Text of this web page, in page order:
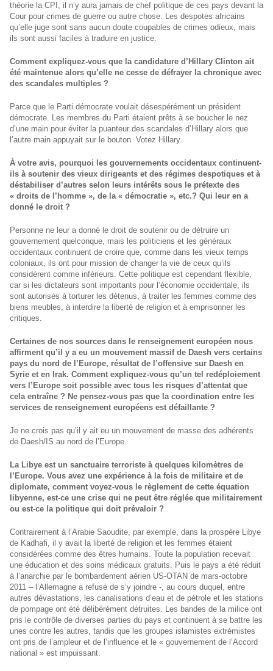
théorie la CPI, il n’y aura jamais de chef politique de ces pays devant la
Cour pour crimes de guerre ou autre chose. Les despotes africains
qu’elle juge sont sans aucun doute coupables de crimes odieux, mais
ils sont aussi faciles à traduire en justice.
Comment expliquez-vous que la candidature d’Hillary Clinton ait
été maintenue alors qu’elle ne cesse de défrayer la chronique avec
des scandales multiples ?
Parce que le Parti démocrate voulait désespérément un président
démocrate. Les membres du Parti étaient prêts à se boucher le nez
d’une main pour éviter la puanteur des scandales d’Hillary alors que
l’autre main appuyait sur le bouton Votez Hillary.
À votre avis, pourquoi les gouvernements occidentaux continuent-
ils à soutenir des vieux dirigeants et des régimes despotiques et à
déstabiliser d’autres selon leurs intérêts sous le prétexte des
« droits de l’homme », de la « démocratie », etc.? Qui leur en a
donné le droit ?
Personne ne leur a donné le droit de soutenir ou de détruire un
gouvernement quelconque, mais les politiciens et les généraux
occidentaux continuent de croire que, comme dans les vieux temps
coloniaux, ils ont pour mission de changer la vie de ceux qu’ils
considèrent comme inférieurs. Cette politique est cependant flexible,
car si les dictateurs sont importants pour l’économie occidentale, ils
sont autorisés à torturer les détenus, à traiter les femmes comme des
biens meubles, à interdire la liberté de religion et à emprisonner les
critiques.
Certaines de nos sources dans le renseignement européen nous
affirment qu’il y a eu un mouvement massif de Daesh vers certains
pays du nord de l’Europe, résultat de l’offensive sur Daesh en
Syrie et en Irak. Comment expliquez-vous qu’un tel redéploiement
vers l’Europe soit possible avec tous les risques d’attentat que
cela entraîne ? Ne pensez-vous pas que la coordination entre les
services de renseignement européens est défaillante ?
Je ne crois pas qu’il y ait eu un mouvement de masse des adhérents
de Daesh/IS au nord de l’Europe.
La Libye est un sanctuaire terroriste à quelques kilomètres de
l’Europe. Vous avez une expérience à la fois de militaire et de
diplomate, comment voyez-vous le règlement de cette équation
libyenne, est-ce une crise qui ne peut être réglée que militairement
ou est-ce la politique qui doit prévaloir ?
Contrairement à l’Arabie Saoudite, par exemple, dans la prospère Libye
de Kadhafi, il y avait la liberté de religion et les femmes étaient
considérées comme des êtres humains. Toute la population recevait
une éducation et des soins médicaux gratuits. Puis le pays a été réduit
à l’anarchie par le bombardement aérien US-OTAN de mars-octobre
2011 – l’Allemagne a refusé de s’y joindre -, au cours duquel, entre
autres dévastations, les canalisations d’eau et de pétrole et les stations
de pompage ont été délibérément détruites. Les bandes de la milice ont
pris le contrôle de diverses parties du pays et continuent à se battre les
unes contre les autres, tandis que les groupes islamistes extrémistes
ont pris de l’ampleur et de l’influence et le « gouvernement de l’Accord
national » est impuissant.